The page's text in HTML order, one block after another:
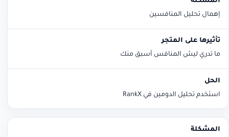
إهمال تحليل المنافسين
ما تدري ليش المنافس أسبق منك
استخدم تحليل الدومين في RankX